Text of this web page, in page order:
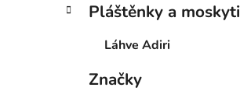
Pláštěnky a
Láhve Adiri
Značky